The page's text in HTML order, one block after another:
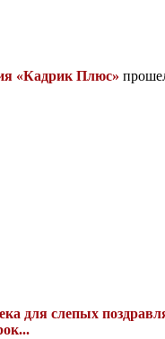
«Кадрик Плюс»
для слепых